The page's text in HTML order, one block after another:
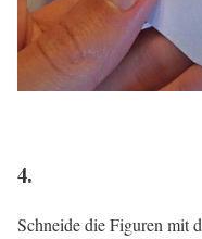
4.
Schneide die Figuren mit